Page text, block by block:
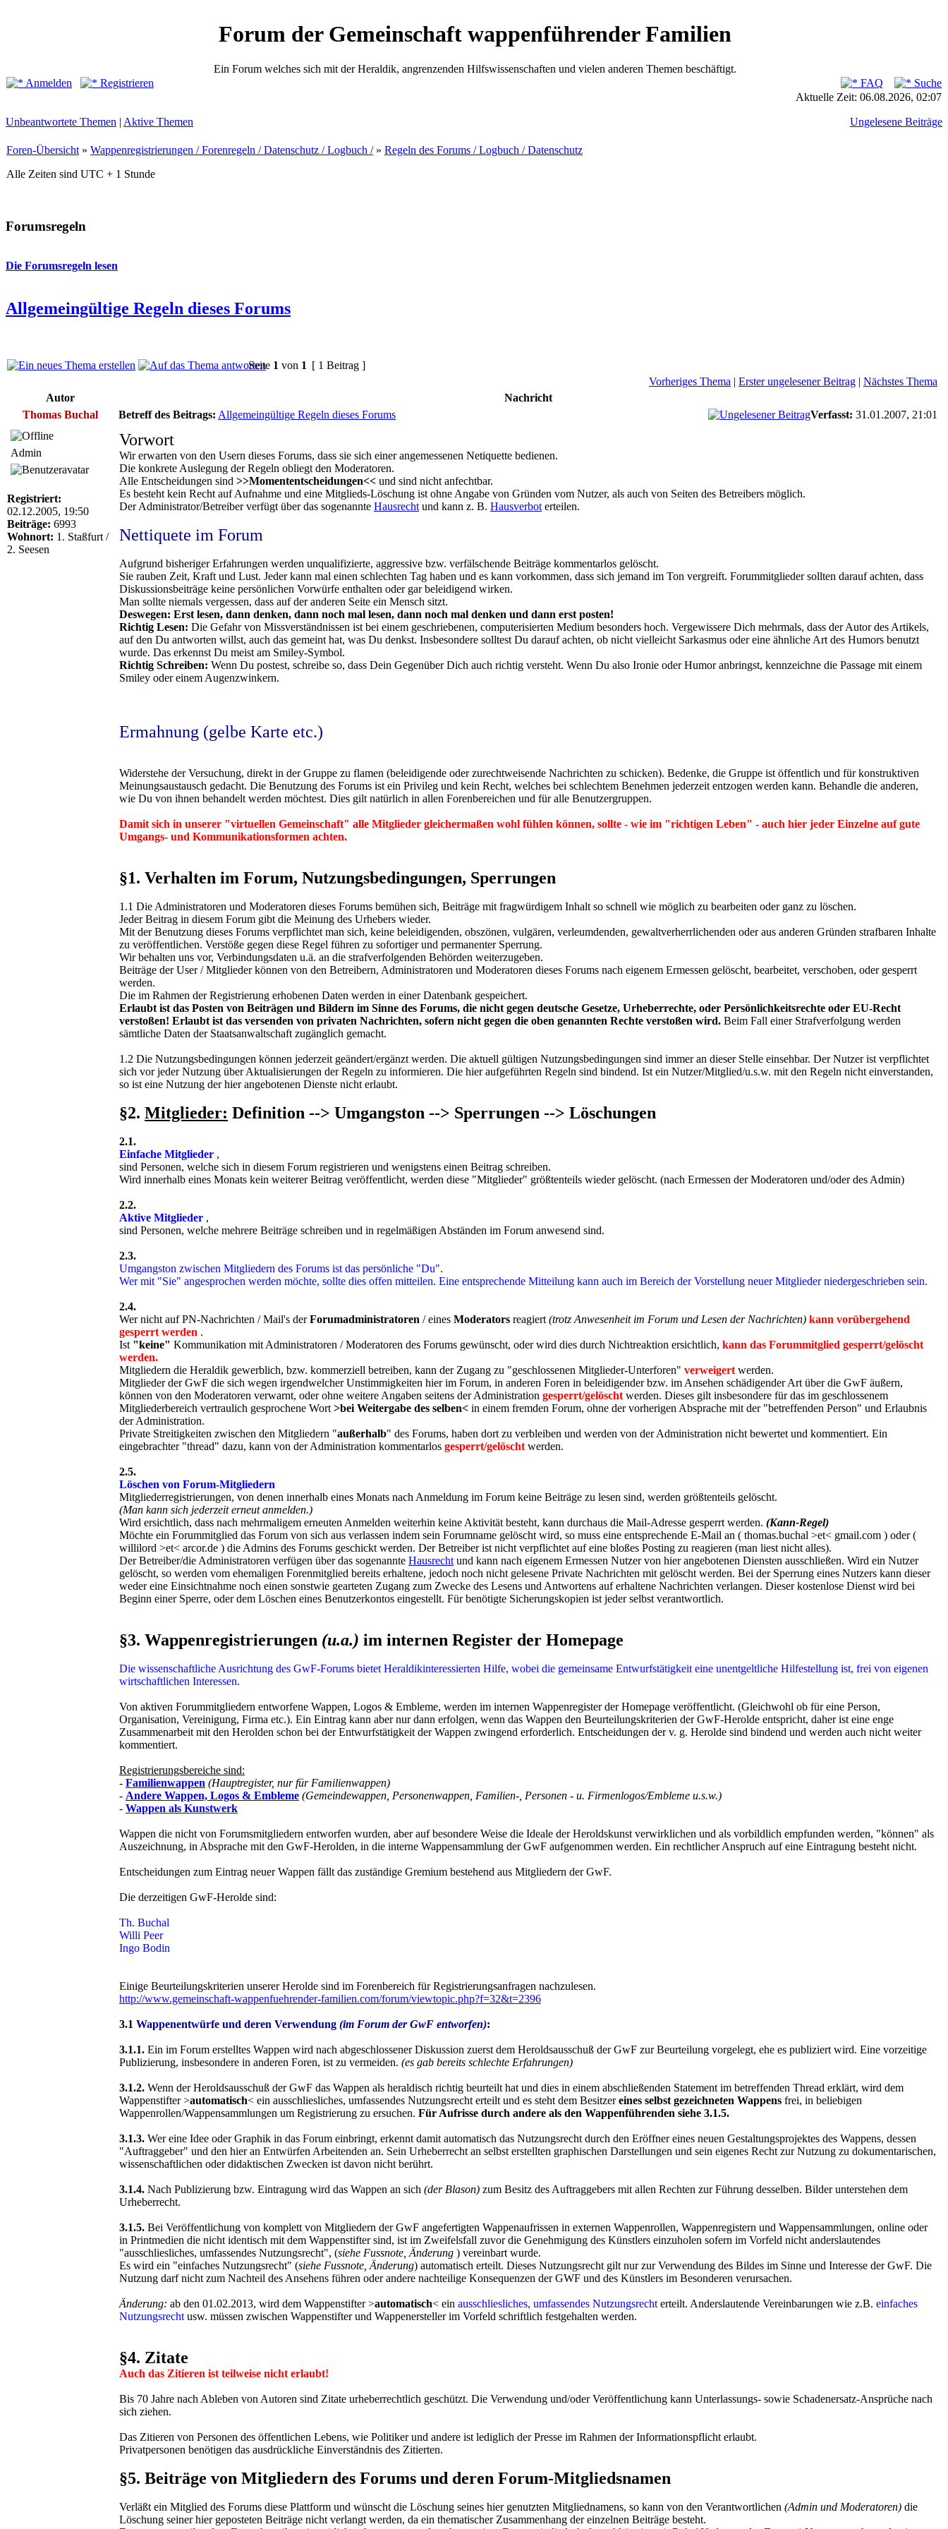
Forum der Gemeinschaft wappenführender Familien
Ein Forum welches sich mit der Heraldik, angrenzenden Hilfswissenschaften und vielen anderen Themen beschäftigt.
Anmelden
Registrieren FAQ
Suche
Aktuelle Zeit: 06.08.2026, 02:07
Unbeantwortete Themen | Aktive Themen Ungelesene Beiträge
Foren-Übersicht » Wappenregistrierungen / Forenregeln / Datenschutz / Logbuch /» Regeln des Forums / Logbuch / Datenschutz
Alle Zeiten sind UTC + 1 Stunde
Forumsregeln
Die Forumsregeln lesen
Allgemeingültige Regeln dieses Forums
Seite 1 von 1 [ 1 Beitrag ]
Vorheriges Thema | Erster ungelesener Beitrag | Nächstes Thema
Autor
Nachricht
Thomas Buchal
Betreff des Beitrags: Allgemeingültige Regeln dieses Forums Verfasst: 31.01.2007, 21:01
Admin
Registriert:
02.12.2005, 19:50
Beiträge: 6993
Wohnort: 1. Staßfurt /
2. Seesen
Vorwort
Wir erwarten von den Usern dieses Forums, dass sie sich einer angemessenen Netiquette bedienen.
Die konkrete Auslegung der Regeln obliegt den Moderatoren.
Alle Entscheidungen sind >>Momententscheidungen<< und sind nicht anfechtbar.
Es besteht kein Recht auf Aufnahme und eine Mitglieds-Löschung ist ohne Angabe von Gründen vom Nutzer, als auch von Seiten des Betreibers möglich.
Der Administrator/Betreiber verfügt über das sogenannte Hausrecht und kann z. B. Hausverbot erteilen.
Nettiquete im Forum
Aufgrund bisheriger Erfahrungen werden unqualifizierte, aggressive bzw. verfälschende Beiträge kommentarlos gelöscht.
Sie rauben Zeit, Kraft und Lust. Jeder kann mal einen schlechten Tag haben und es kann vorkommen, dass sich jemand im Ton vergreift. Forummitglieder sollten darauf achten, dass
Diskussionsbeiträge keine persönlichen Vorwürfe enthalten oder gar beleidigend wirken.
Man sollte niemals vergessen, dass auf der anderen Seite ein Mensch sitzt.
Deswegen: Erst lesen, dann denken, dann noch mal lesen, dann noch mal denken und dann erst posten!
Richtig Lesen: Die Gefahr von Missverständnissen ist bei einem geschriebenen, computerisierten Medium besonders hoch. Vergewissere Dich mehrmals, dass der Autor des Artikels,
auf den Du antworten willst, auch das gemeint hat, was Du denkst. Insbesondere solltest Du darauf achten, ob nicht vielleicht Sarkasmus oder eine ähnliche Art des Humors benutzt
wurde. Das erkennst Du meist am Smiley-Symbol.
Richtig Schreiben: Wenn Du postest, schreibe so, dass Dein Gegenüber Dich auch richtig versteht. Wenn Du also Ironie oder Humor anbringst, kennzeichne die Passage mit einem
Smiley oder einem Augenzwinkern.
Ermahnung (gelbe Karte etc.)
Widerstehe der Versuchung, direkt in der Gruppe zu flamen (beleidigende oder zurechtweisende Nachrichten zu schicken). Bedenke, die Gruppe ist öffentlich und für konstruktiven
Meinungsaustausch gedacht. Die Benutzung des Forums ist ein Privileg und kein Recht, welches bei schlechtem Benehmen jederzeit entzogen werden kann. Behandle die anderen,
wie Du von ihnen behandelt werden möchtest. Dies gilt natürlich in allen Forenbereichen und für alle Benutzergruppen.
Damit sich in unserer "virtuellen Gemeinschaft" alle Mitglieder gleichermaßen wohl fühlen können, sollte - wie im "richtigen Leben" - auch hier jeder Einzelne auf gute
Umgangs- und Kommunikationsformen achten.
§1. Verhalten im Forum, Nutzungsbedingungen, Sperrungen
1.1 Die Administratoren und Moderatoren dieses Forums bemühen sich, Beiträge mit fragwürdigem Inhalt so schnell wie möglich zu bearbeiten oder ganz zu löschen.
Jeder Beitrag in diesem Forum gibt die Meinung des Urhebers wieder.
Mit der Benutzung dieses Forums verpflichtet man sich, keine beleidigenden, obszönen, vulgären, verleumdenden, gewaltverherrlichenden oder aus anderen Gründen strafbaren Inhalte
zu veröffentlichen. Verstöße gegen diese Regel führen zu sofortiger und permanenter Sperrung.
Wir behalten uns vor, Verbindungsdaten u.ä. an die strafverfolgenden Behörden weiterzugeben.
Beiträge der User / Mitglieder können von den Betreibern, Administratoren und Moderatoren dieses Forums nach eigenem Ermessen gelöscht, bearbeitet, verschoben, oder gesperrt
werden.
Die im Rahmen der Registrierung erhobenen Daten werden in einer Datenbank gespeichert.
Erlaubt ist das Posten von Beiträgen und Bildern im Sinne des Forums, die nicht gegen deutsche Gesetze, Urheberrechte, oder Persönlichkeitsrechte oder EU-Recht
verstoßen! Erlaubt ist das versenden von privaten Nachrichten, sofern nicht gegen die oben genannten Rechte verstoßen wird. Beim Fall einer Strafverfolgung werden
sämtliche Daten der Staatsanwaltschaft zugänglich gemacht.
1.2 Die Nutzungsbedingungen können jederzeit geändert/ergänzt werden. Die aktuell gültigen Nutzungsbedingungen sind immer an dieser Stelle einsehbar. Der Nutzer ist verpflichtet
sich vor jeder Nutzung über Aktualisierungen der Regeln zu informieren. Die hier aufgeführten Regeln sind bindend. Ist ein Nutzer/Mitglied/u.s.w. mit den Regeln nicht einverstanden,
so ist eine Nutzung der hier angebotenen Dienste nicht erlaubt.
§2. Mitglieder: Definition --> Umgangston --> Sperrungen --> Löschungen
2.1.
Einfache Mitglieder ,
sind Personen, welche sich in diesem Forum registrieren und wenigstens einen Beitrag schreiben.
Wird innerhalb eines Monats kein weiterer Beitrag veröffentlicht, werden diese "Mitglieder" größtenteils wieder gelöscht. (nach Ermessen der Moderatoren und/oder des Admin)
2.2.
Aktive Mitglieder ,
sind Personen, welche mehrere Beiträge schreiben und in regelmäßigen Abständen im Forum anwesend sind.
2.3.
Umgangston zwischen Mitgliedern des Forums ist das persönliche "Du".
Wer mit "Sie" angesprochen werden möchte, sollte dies offen mitteilen. Eine entsprechende Mitteilung kann auch im Bereich der Vorstellung neuer Mitglieder niedergeschrieben sein.
2.4.
Wer nicht auf PN-Nachrichten / Mail's derForumadministratoren / eines Moderators reagiert (trotz Anwesenheit im Forum und Lesen der Nachrichten) kann vorübergehend
gesperrt werden .
Ist "keine" Kommunikation mit Administratoren / Moderatoren des Forums gewünscht, oder wird dies durch Nichtreaktion ersichtlich, kann das Forummitglied gesperrt/gelöscht
werden.
Mitgliedern die Heraldik gewerblich, bzw. kommerziell betreiben, kann der Zugang zu "geschlossenen Mitglieder-Unterforen" verweigert werden.
Mitglieder der GwF die sich wegen irgendwelcher Unstimmigkeiten hier im Forum, in anderen Foren in beleidigender bzw. im Ansehen schädigender Art über die GwF äußern,
können von den Moderatoren verwarnt, oder ohne weitere Angaben seitens der Administration gesperrt/gelöscht werden. Dieses gilt insbesondere für das im geschlossenem
Mitgliederbereich vertraulich gesprochene Wort >bei Weitergabe des selben< in einem fremden Forum, ohne der vorherigen Absprache mit der "betreffenden Person" und Erlaubnis
der Administration.
Private Streitigkeiten zwischen den Mitgliedern "außerhalb" des Forums, haben dort zu verbleiben und werden von der Administration nicht bewertet und kommentiert. Ein
eingebrachter "thread" dazu, kann von der Administration kommentarlos gesperrt/gelöscht werden.
2.5.
Löschen von Forum-Mitgliedern
Mitgliederregistrierungen, von denen innerhalb eines Monats nach Anmeldung im Forum keine Beiträge zu lesen sind, werden größtenteils gelöscht.
(Man kann sich jederzeit erneut anmelden.)
Wird ersichtlich, dass nach mehrmaligem erneuten Anmelden weiterhin keine Aktivität besteht, kann durchaus die Mail-Adresse gesperrt werden. (Kann-Regel)
Möchte ein Forummitglied das Forum von sich aus verlassen indem sein Forumname gelöscht wird, so muss eine entsprechende E-Mail an ( thomas.buchal >et< gmail.com ) oder (
willilord >et< arcor.de ) die Admins des Forums geschickt werden. Der Betreiber ist nicht verpflichtet auf eine bloßes Posting zu reagieren (man liest nicht alles).
Der Betreiber/die Administratoren verfügen über das sogenannte Hausrecht und kann nach eigenem Ermessen Nutzer von hier angebotenen Diensten ausschließen. Wird ein Nutzer
gelöscht, so werden vom ehemaligen Forenmitglied bereits erhaltene, jedoch noch nicht gelesene Private Nachrichten mit gelöscht werden. Bei der Sperrung eines Nutzers kann dieser
weder eine Einsichtnahme noch einen sonstwie gearteten Zugang zum Zwecke des Lesens und Antwortens auf erhaltene Nachrichten verlangen. Dieser kostenlose Dienst wird bei
Beginn einer Sperre, oder dem Löschen eines Benutzerkontos eingestellt. Für benötigte Sicherungskopien ist jeder selbst verantwortlich.
§3. Wappenregistrierungen (u.a.) im internen Register der Homepage
Die wissenschaftliche Ausrichtung des GwF-Forums bietet Heraldikinteressierten Hilfe, wobei die gemeinsame Entwurfstätigkeit eine unentgeltliche Hilfestellung ist, frei von eigenen
wirtschaftlichen Interessen.
Von aktiven Forummitgliedern entworfene Wappen, Logos & Embleme, werden im internen Wappenregister der Homepage veröffentlicht. (Gleichwohl ob für eine Person,
Organisation, Vereinigung, Firma etc.). Ein Eintrag kann aber nur dann erfolgen, wenn das Wappen den Beurteilungskriterien der GwF-Herolde entspricht, daher ist eine enge
Zusammenarbeit mit den Herolden schon bei der Entwurfstätigkeit der Wappen zwingend erforderlich. Entscheidungen der v. g. Herolde sind bindend und werden auch nicht weiter
kommentiert.
Registrierungsbereiche sind:
- Familienwappen (Hauptregister, nur für Familienwappen)
- Andere Wappen, Logos & Embleme (Gemeindewappen, Personenwappen, Familien-, Personen - u. Firmenlogos/Embleme u.s.w.)
- Wappen als Kunstwerk
Wappen die nicht von Forumsmitgliedern entworfen wurden, aber auf besondere Weise die Ideale der Heroldskunst verwirklichen und als vorbildlich empfunden werden, "können" als
Auszeichnung, in Absprache mit den GwF-Herolden, in die interne Wappensammlung der GwF aufgenommen werden. Ein rechtlicher Anspruch auf eine Eintragung besteht nicht.
Entscheidungen zum Eintrag neuer Wappen fällt das zuständige Gremium bestehend aus Mitgliedern der GwF.
Die derzeitigen GwF-Herolde sind:
Th. Buchal
Willi Peer
Ingo Bodin
Einige Beurteilungskriterien unserer Herolde sind im Forenbereich für Registrierungsanfragen nachzulesen.
http://www.gemeinschaft-wappenfuehrender-familien.com/forum/viewtopic.php?f=32&t=2396
3.1 Wappenentwürfe und deren Verwendung (im Forum der GwF entworfen):
3.1.1. Ein im Forum erstelltes Wappen wird nach abgeschlossener Diskussion zuerst dem Heroldsausschuß der GwF zur Beurteilung vorgelegt, ehe es publiziert wird. Eine vorzeitige
Publizierung, insbesondere in anderen Foren, ist zu vermeiden. (es gab bereits schlechte Erfahrungen)
3.1.2. Wenn der Heroldsausschuß der GwF das Wappen als heraldisch richtig beurteilt hat und dies in einem abschließenden Statement im betreffenden Thread erklärt, wird dem
Wappenstifter >automatisch< ein ausschliesliches, umfassendes Nutzungsrecht erteilt und es steht dem Besitzereines selbst gezeichneten Wappens frei, in beliebigen
Wappenrollen/Wappensammlungen um Registrierung zu ersuchen. Für Aufrisse durch andere als den Wappenführenden siehe 3.1.5.
3.1.3. Wer eine Idee oder Graphik in das Forum einbringt, erkennt damit automatisch das Nutzungsrecht durch den Eröffner eines neuen Gestaltungsprojektes des Wappens, dessen
"Auftraggeber" und den hier an Entwürfen Arbeitenden an. Sein Urheberrecht an selbst erstellten graphischen Darstellungen und sein eigenes Recht zur Nutzung zu dokumentarischen,
wissenschaftlichen oder didaktischen Zwecken ist davon nicht berührt.
3.1.4. Nach Publizierung bzw. Eintragung wird das Wappen an sich (der Blason) zum Besitz des Auftraggebers mit allen Rechten zur Führung desselben. Bilder unterstehen dem
Urheberrecht.
3.1.5. Bei Veröffentlichung von komplett von Mitgliedern der GwF angefertigten Wappenaufrissen in externen Wappenrollen, Wappenregistern und Wappensammlungen, online oder
in Printmedien die nicht identisch mit dem Wappenstifter sind, ist im Zweifelsfall zuvor die Genehmigung des Künstlers einzuholen sofern im Vorfeld nicht anderslautendes
"ausschliesliches, umfassendes Nutzungsrecht", (siehe Fussnote, Änderung ) vereinbart wurde.
Es wird ein "einfaches Nutzungsrecht" (siehe Fussnote, Änderung) automatisch erteilt. Dieses Nutzungsrecht gilt nur zur Verwendung des Bildes im Sinne und Interesse der GwF. Die
Nutzung darf nicht zum Nachteil des Ansehens führen oder andere nachteilige Konsequenzen der GWF und des Künstlers im Besonderen verursachen.
Änderung: ab den 01.02.2013, wird dem Wappenstifter >automatisch< ein ausschliesliches, umfassendes Nutzungsrecht erteilt. Anderslautende Vereinbarungen wie z.B. einfaches
Nutzungsrecht usw. müssen zwischen Wappenstifter und Wappenersteller im Vorfeld schriftlich festgehalten werden.
§4. Zitate
Auch das Zitieren ist teilweise nicht erlaubt!
Bis 70 Jahre nach Ableben von Autoren sind Zitate urheberrechtlich geschützt. Die Verwendung und/oder Veröffentlichung kann Unterlassungs- sowie Schadenersatz-Ansprüche nach
sich ziehen.
Das Zitieren von Personen des öffentlichen Lebens, wie Politiker und andere ist lediglich der Presse im Rahmen der Informationspflicht erlaubt.
Privatpersonen benötigen das ausdrückliche Einverständnis des Zitierten.
§5. Beiträge von Mitgliedern des Forums und deren Forum-Mitgliedsnamen
Verläßt ein Mitglied des Forums diese Plattform und wünscht die Löschung seines hier genutzten Mitgliednamens, so kann von den Verantwortlichen (Admin und Moderatoren) die
Löschung seiner hier geposteten Beiträge nicht verlangt werden, da ein thematischer Zusammenhang der einzelnen Beiträge besteht.